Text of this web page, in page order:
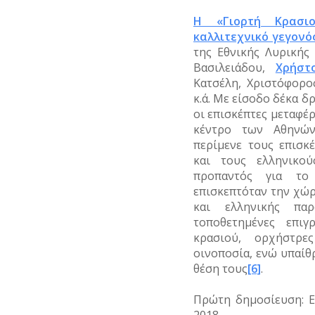
Η «Γιορτή
καλλιτεχνικό
της Εθνικής
Βασιλειάδου,
Κατσέλη,
κ.ά. Με είσοδο δέκα
οι επισκέπτες
κέντρο των
περίμενε τους
και τους
προπαντός για
επισκεπτόταν την
και ελληνικής
τοποθετημένες
κρασιού,
οινοποσία, ενώ
θέση τους[6].
Πρώτη δημοσίευση: